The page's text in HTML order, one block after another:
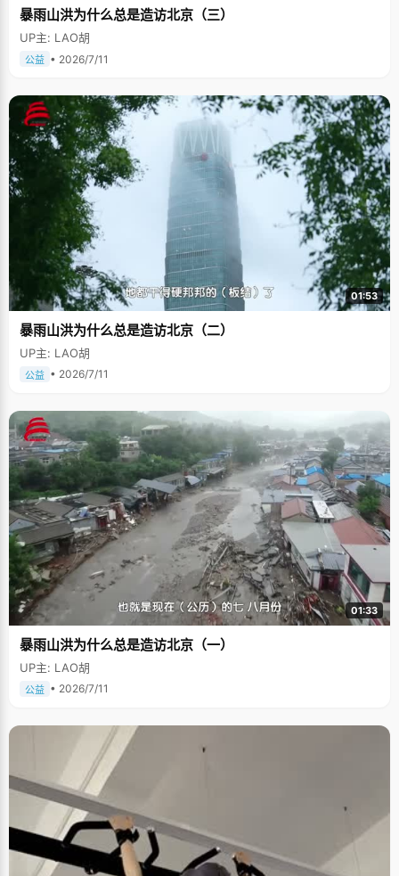
暴雨山洪为什么总是造访北京（三）
UP主: LAO胡
公益 • 2026/7/11
01:53
暴雨山洪为什么总是造访北京（二）
UP主: LAO胡
公益 • 2026/7/11
01:33
暴雨山洪为什么总是造访北京（一）
UP主: LAO胡
公益 • 2026/7/11